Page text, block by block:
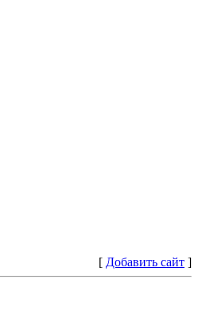
[ Добавить сайт ]